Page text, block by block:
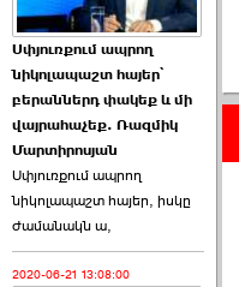
Աննա Վարդապետյանն
ուղերձ է հղել ›››
2026-06-25 23:21:00
Պաշտոնակռիվը սկսված
Սփյուռքում ապրող
նիկոլապաշտ հայեր՝
բերաններդ փակեք և մի
վայրահաչեք. Ռազմիկ
Մարտիրոսյան
Սփյուռքում ապրող
նիկոլապաշտ հայեր, իսկը
ժամանակն ա,
2020-06-21 13:08:00